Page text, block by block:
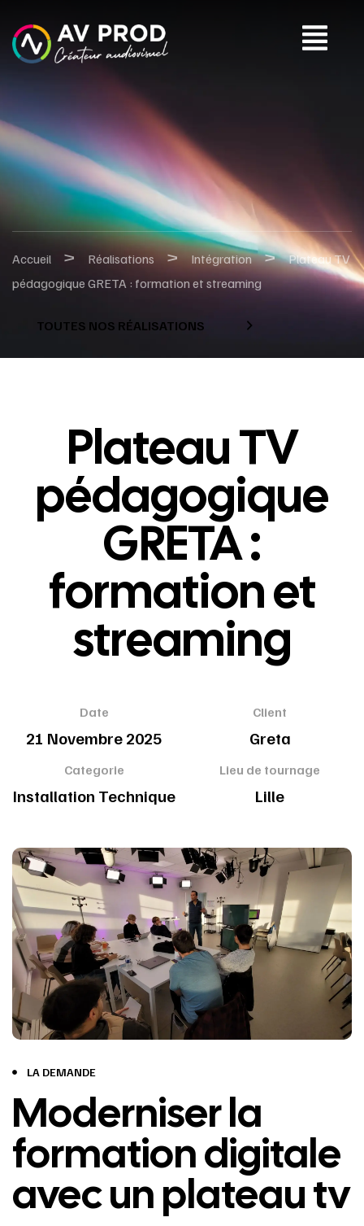
Accueil > Réalisations > Intégration > Plateau TV
pédagogique GRETA : formation et streaming
TOUTES NOS RÉALISATIONS
Plateau TV
pédagogique
GRETA :
formation et
streaming
Date
21 Novembre 2025
Client
Greta
Categorie
Installation Technique
Lieu de tournage
Lille
LA DEMANDE
Moderniser la
formation digitale
avec un plateau tv